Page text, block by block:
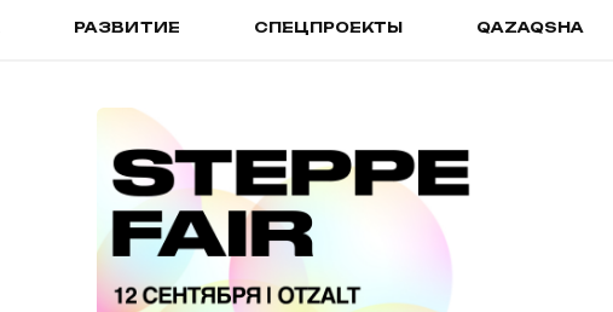
РАЗВИТИЕ СПЕЦПРОЕКТЫ QAZAQSHA